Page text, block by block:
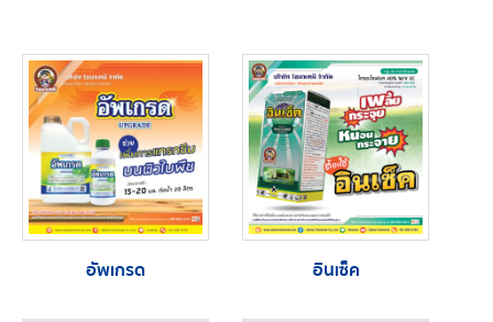
อัพเกรด อินเซ็ค